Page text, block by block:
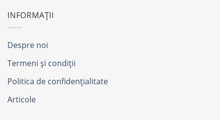
INFORMAȚII
Despre noi
Termeni și condiții
Politica de confidențialitate
Articole